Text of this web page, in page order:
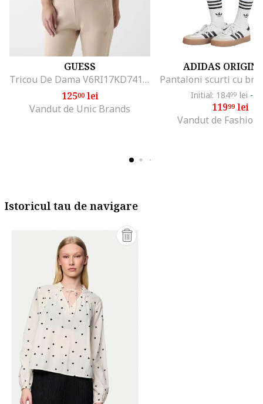
GUESS
Tricou De Dama V6RI17KD741, Negru
12500lei
Vandut de Unic Brands
ADIDAS
Initial: 18499 lei -
11999lei
Vandut de Fashion
Istoricul tau de navigare